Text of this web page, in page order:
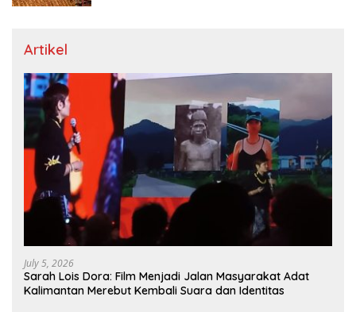
Artikel
July 5, 2026
Sarah Lois Dora: Film Menjadi Jalan Masyarakat Adat
Kalimantan Merebut Kembali Suara dan Identitas